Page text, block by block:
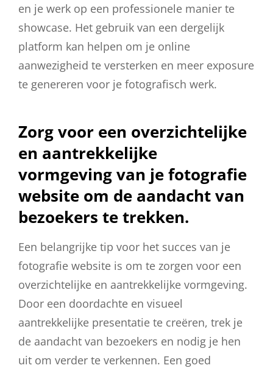
en je werk op een professionele manier te
showcase. Het gebruik van een dergelijk
platform kan helpen om je online
aanwezigheid te versterken en meer exposure
te genereren voor je fotografisch werk.
Zorg voor een overzichtelijke
en aantrekkelijke
vormgeving van je fotografie
website om de aandacht van
bezoekers te trekken.
Een belangrijke tip voor het succes van je
fotografie website is om te zorgen voor een
overzichtelijke en aantrekkelijke vormgeving.
Door een doordachte en visueel
aantrekkelijke presentatie te creëren, trek je
de aandacht van bezoekers en nodig je hen
uit om verder te verkennen. Een goed